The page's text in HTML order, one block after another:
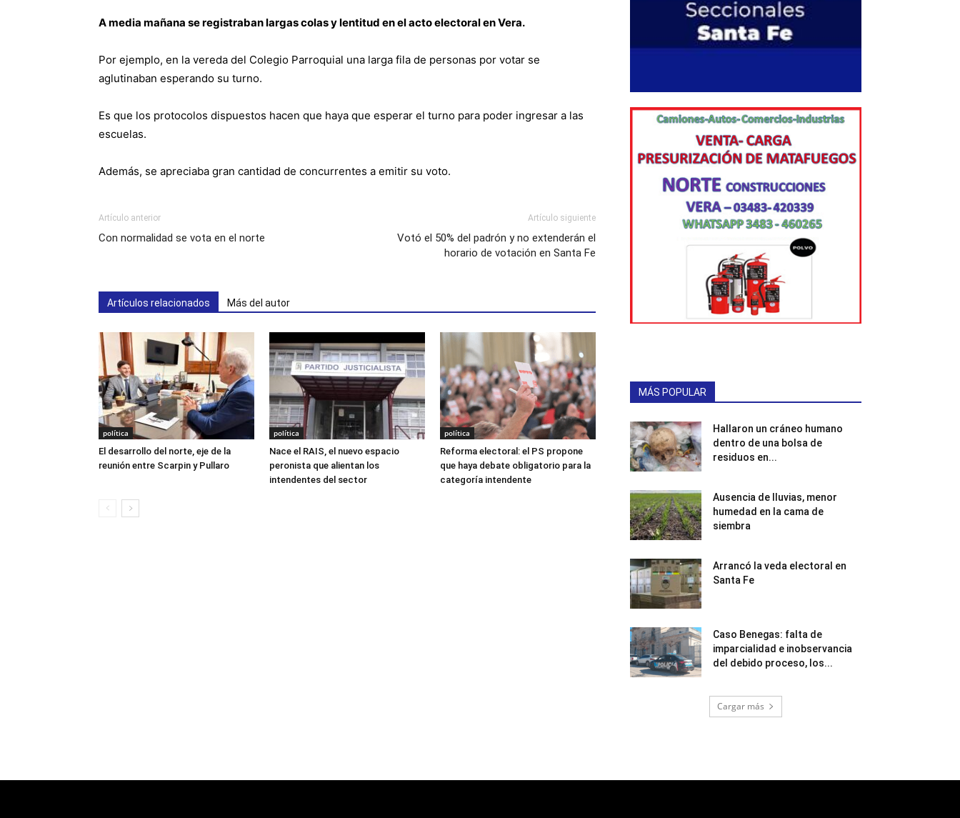
A media mañana se registraban largas colas y lentitud en el acto electoral en Vera.
Por ejemplo, en la vereda del Colegio Parroquial una larga fila de personas por votar se
aglutinaban esperando su turno.
Es que los protocolos dispuestos hacen que haya que esperar el turno para poder ingresar a las
escuelas.
Además, se apreciaba gran cantidad de concurrentes a emitir su voto.
Artículo anterior
Con normalidad se vota en el norte
Artículo siguiente
Votó el 50% del padrón y no extenderán el
horario de votación en Santa Fe
Artículos relacionados Más del autor
política
El desarrollo del norte, eje de la
reunión entre Scarpin y Pullaro
política
Nace el RAIS, el nuevo espacio
peronista que alientan los
intendentes del sector
política
Reforma electoral: el PS propone
que haya debate obligatorio para la
categoría intendente
MÁS POPULAR
Hallaron un cráneo humano
dentro de una bolsa de
residuos en...
Ausencia de lluvias, menor
humedad en la cama de
siembra
Arrancó la veda electoral en
Santa Fe
Caso Benegas: falta de
imparcialidad e inobservancia
del debido proceso, los...
Cargar más